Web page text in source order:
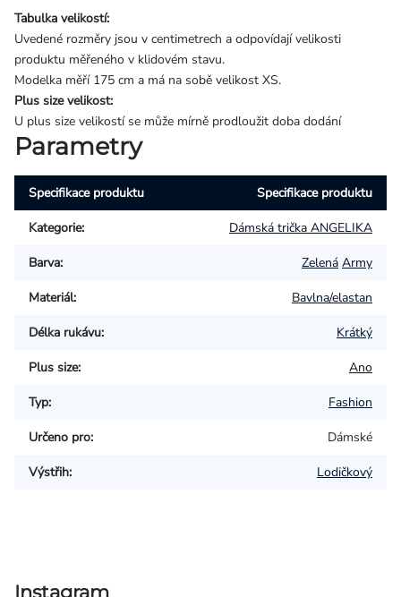
Tabulka velikostí:
Uvedené rozměry jsou v centimetrech a odpovídají velikosti
produktu měřeného v klidovém stavu.
Modelka měří 175 cm a má na sobě velikost XS.
Plus size velikost:
U plus size velikostí se může mírně prodloužit doba dodání
Parametry
Specifikace produktu Specifikace produktu
Kategorie: Dámská trička ANGELIKA
Barva: Zelená Army
Materiál: Bavlna/elastan
Délka rukávu: Krátký
Plus size: Ano
Typ: Fashion
Určeno pro: Dámské
Výstřih: Lodičkový
Instagram